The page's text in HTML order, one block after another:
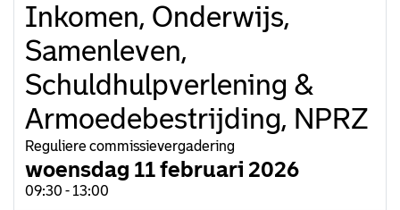
Inkomen, Onderwijs,
Samenleven,
Schuldhulpverlening &
Armoedebestrijding, NPRZ
Reguliere commissievergadering
woensdag 11 februari 2026
09:30 - 13:00